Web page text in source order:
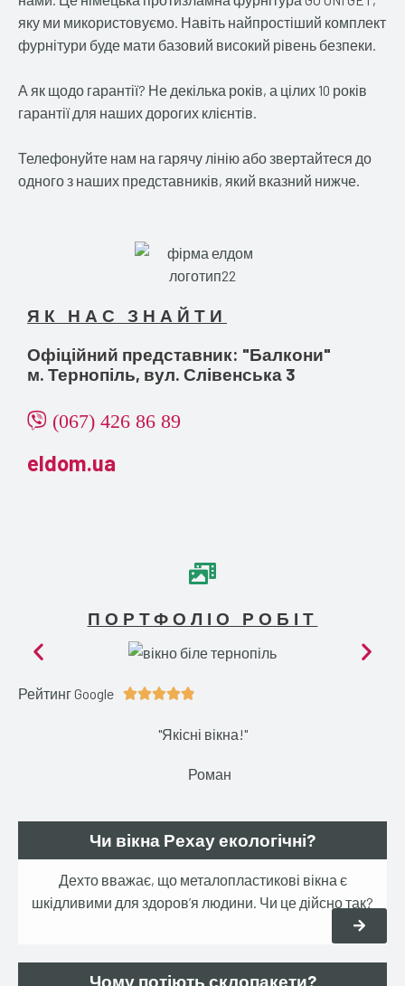
яку ми микористовуємо. Навіть найпростіший комплект
фурнітури буде мати базовий високий рівень безпеки.
А як щодо гарантії? Не декілька років, а цілих 10 років
гарантії для наших дорогих клієнтів.
Телефонуйте нам на гарячу лінію або звертайтеся до
одного з наших представників, який вказний нижче.
ЯК НАС ЗНАЙТИ
Офіційний представник: "Балкони"
м. Тернопіль, вул. Слівенська 3
(067) 426 86 89
eldom.ua
ПОРТФОЛІО РОБІТ
Рейтинг Google 
9
5
"Якісні вікна!"
Роман
Чи вікна Рехау екологічні?
Дехто вважає, що металопластикові вікна є
шкідливими для здоров’я людини. Чи це дійсно так?
Чому потіють склопакети?